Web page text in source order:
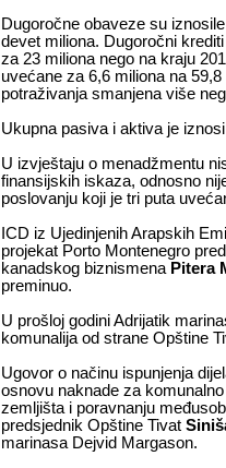
Dugoročne obaveze su
devet miliona. Dugoročni
za 23 miliona nego na kraju
uvećane za 6,6 miliona na
potraživanja smanjena više
Ukupna pasiva i aktiva je
U izvještaju o menadžmentu
finansijskih iskaza, odnosno
poslovanju koji je tri puta
ICD iz Ujedinjenih Arapskih
projekat Porto Montenegro
kanadskog biznismena Pitera
preminuo.
U prošloj godini Adrijatik
komunalija od strane Opštine
Ugovor o načinu ispunjenja
osnovu naknade za
zemljišta i poravnanju
predsjednik Opštine Tivat
marinasa Dejvid Margason.